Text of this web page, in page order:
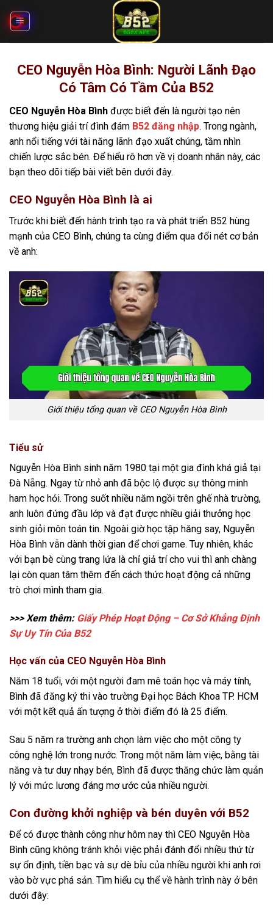
qua
CEO Nguyễn Hòa Bình: Người Lãnh Đạo
Có Tâm Có Tầm Của B52
CEO Nguyễn Hòa Bình được biết đến là người tạo nên
thương hiệu giải trí đình đám B52 đăng nhập. Trong ngành,
anh nổi tiếng với tài năng lãnh đạo xuất chúng, tầm nhìn
chiến lược sắc bén. Để hiểu rõ hơn về vị doanh nhân này, các
bạn theo dõi tiếp bài viết bên dưới đây.
CEO Nguyễn Hòa Bình là ai
Trước khi biết đến hành trình tạo ra và phát triển B52 hùng
mạnh của CEO Bình, chúng ta cùng điểm qua đổi nét cơ bản
về anh:
Giới thiệu tổng quan về CEO Nguyễn Hòa Bình
Tiểu sử
Nguyễn Hòa Bình sinh năm 1980 tại một gia đình khá giả tại
Đà Nẵng. Ngay từ nhỏ anh đã bộc lộ được sự thông minh
ham học hỏi. Trong suốt nhiều năm ngồi trên ghế nhà trường,
anh luôn đứng đầu lớp và đạt được nhiều giải thưởng học
sinh giỏi môn toán tin. Ngoài giờ học tập hăng say, Nguyễn
Hòa Bình vẫn dành thời gian để chơi game. Tuy nhiên, khác
với bạn bè cùng trang lứa là chỉ giả trí cho vui thì anh chàng
lại còn quan tâm thêm đến cách thức hoạt động cả những
trò chơi mình tham gia.
>>> Xem thêm: Giấy Phép Hoạt Động – Cơ Sở Khẳng Định
Sự Uy Tín Của B52
Học vấn của CEO Nguyễn Hòa Bình
Năm 18 tuổi, với một người đam mê toán học và máy tính,
Bình đã đăng ký thi vào trường Đại học Bách Khoa TP. HCM
với một kết quả ấn tượng ở thời điểm đó là 25 điểm.
Sau 5 năm ra trường anh chọn làm việc cho một công ty
công nghệ lớn trong nước. Trong một năm làm việc, bằng tài
năng và tư duy nhạy bén, Bình đã được thăng chức làm quản
lý với mức lương đáng mơ ước của nhiều người.
Con đường khởi nghiệp và bén duyên với B52
Để có được thành công như hôm nay thì CEO Nguyễn Hòa
Bình cũng không tránh khỏi việc phải đánh đổi nhiều thứ từ
sự ổn định, tiền bạc và sự dè bỉu của nhiều người khi anh rơi
vào bờ vực phá sản. Tìm hiểu cụ thể về hành trình này ở bên
dưới đây: